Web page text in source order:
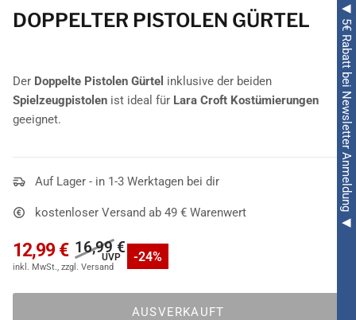
◀ 5€ Rabatt bei Newsletter Anmeldung ◀
DOPPELTER PISTOLEN GÜRTEL
Der Doppelte Pistolen Gürtel inklusive der beiden
Spielzeugpistolen ist ideal für Lara Croft Kostümierungen
geeignet.
Auf Lager - in 1-3 Werktagen bei dir
kostenloser Versand ab 49 € Warenwert
12,99 € 16,99 € -24%
AUSVERKAUFT